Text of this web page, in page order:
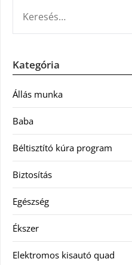
Kategória
Állás munka
Baba
Béltisztító kúra program
Biztosítás
Egészség
Ékszer
Elektromos kisautó quad